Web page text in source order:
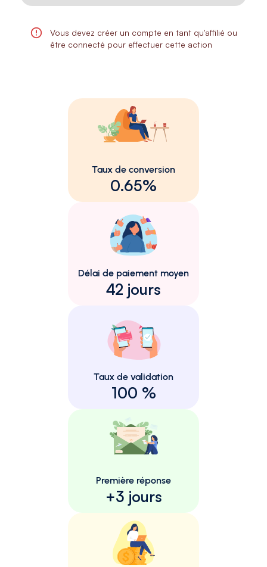
Vous devez créer un compte en tant qu'affilié ou
être connecté pour effectuer cette action
0.65%
Taux de conversion
42 jours
Délai de paiement moyen
100 %
Taux de validation
+3 jours
Première réponse